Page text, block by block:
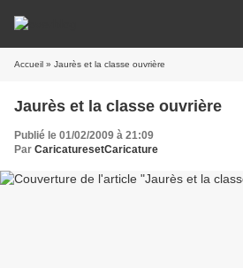
Accueil » Jaurès et la classe ouvrière
Jaurès et la classe ouvrière
Publié le 01/02/2009 à 21:09
Par CaricaturesetCaricature